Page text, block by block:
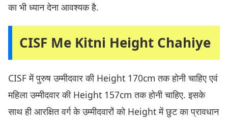
का भी ध्यान देना आवश्यक है.
CISF Me Kitni Height Chahiye
CISF में पुरुष उम्मीदवार की Height 170cm तक होनी चाहिए एवं
महिला उम्मीदवार की Height 157cm तक होनी चाहिए. इसके
साथ ही आरक्षित वर्ग के उम्मीदवारों को Height में छुट का प्रावधान